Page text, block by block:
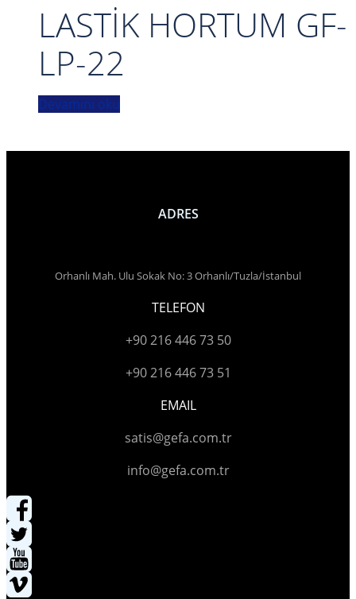
LASTİK HORTUM GF-
LP-22
Devamını oku
ADRES
Orhanlı Mah. Ulu Sokak No: 3 Orhanlı/Tuzla/İstanbul
TELEFON
+90 216 446 73 50
+90 216 446 73 51
EMAIL
satis@gefa.com.tr
info@gefa.com.tr